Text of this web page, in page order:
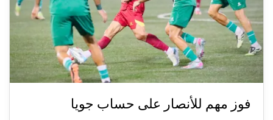
فوز مهم للأنصار على حساب جويا